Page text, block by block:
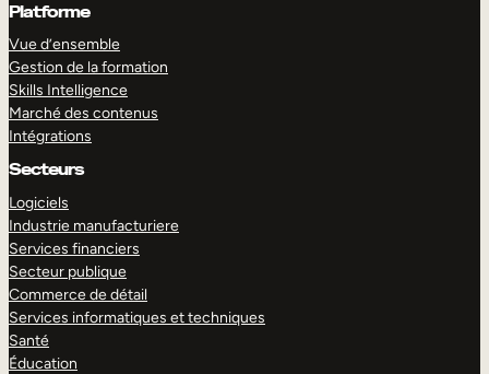
Platforme
Vue d’ensemble
Gestion de la formation
Skills Intelligence
Marché des contenus
Intégrations
Secteurs
Logiciels
Industrie manufacturiere
Services financiers
Secteur publique
Commerce de détail
Services informatiques et techniques
Santé
Éducation